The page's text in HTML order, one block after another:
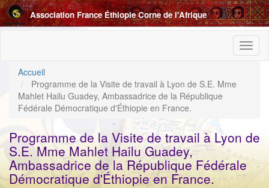
Aller
au
contenu
Association France Éthiopie Corne de l'Afrique
Accueil
Programme de la Visite de travail à Lyon de S.E. Mme
Mahlet Hailu Guadey, Ambassadrice de la République
Fédérale Démocratique d'Éthiopie en France.
Programme de la Visite de travail à Lyon de
S.E. Mme Mahlet Hailu Guadey,
Ambassadrice de la République Fédérale
Démocratique d'Éthiopie en France.